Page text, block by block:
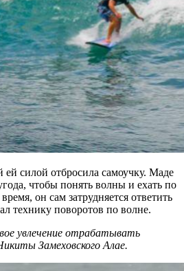
силой отбросила самоучку. Маде
чтобы понять волны и ехать по
он сам затрудняется ответить
технику поворотов по волне.
увлечение отрабатывать
Замеховского Алае.